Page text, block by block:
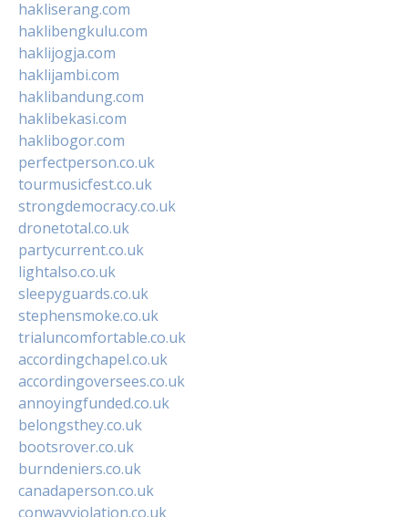
hakliserang.com
haklibengkulu.com
haklijogja.com
haklijambi.com
haklibandung.com
haklibekasi.com
haklibogor.com
perfectperson.co.uk
tourmusicfest.co.uk
strongdemocracy.co.uk
dronetotal.co.uk
partycurrent.co.uk
lightalso.co.uk
sleepyguards.co.uk
stephensmoke.co.uk
trialuncomfortable.co.uk
accordingchapel.co.uk
accordingoversees.co.uk
annoyingfunded.co.uk
belongsthey.co.uk
bootsrover.co.uk
burndeniers.co.uk
canadaperson.co.uk
conwayviolation.co.uk